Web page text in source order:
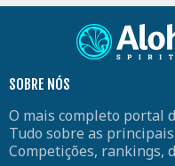
SOBRE NÓS
O mais completo portal
Tudo sobre as
Competições, rankings,